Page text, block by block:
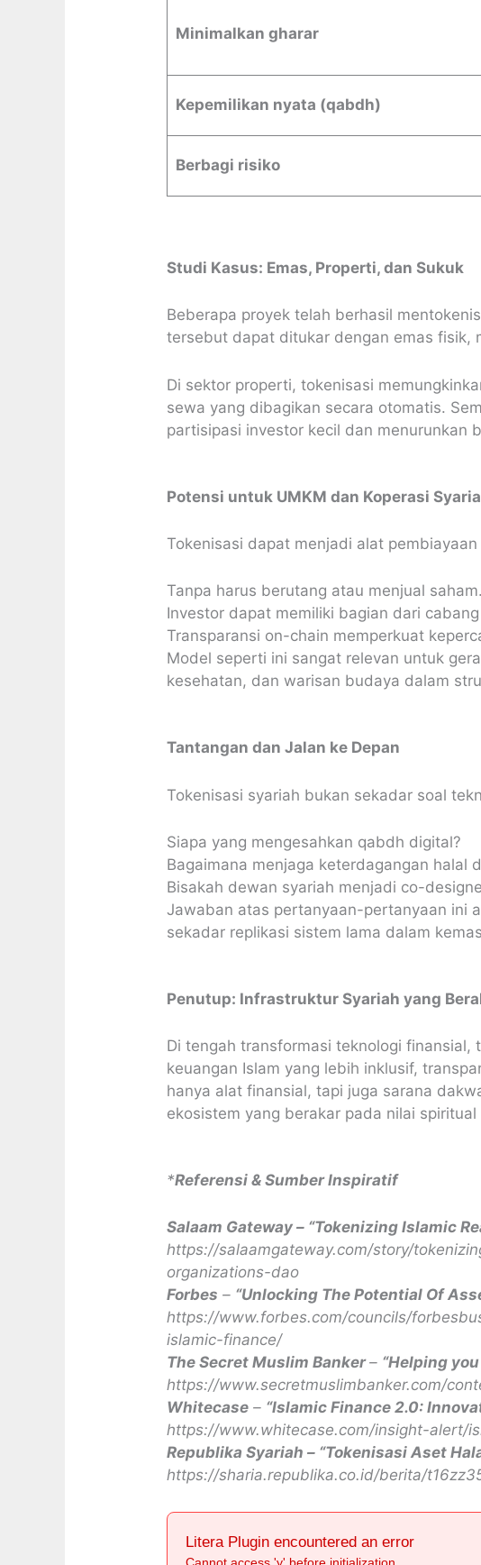
Minimalkan gharar
Kepemilikan nyata (qabdh)
Berbagi risiko
Studi Kasus: Emas, Properti, dan Sukuk
Beberapa proyek telah berhasil
tersebut dapat ditukar dengan emas fisik,
Di sektor properti, tokenisasi
sewa yang dibagikan secara otomatis.
partisipasi investor kecil dan menurunkan
Potensi untuk UMKM dan Koperasi
Tokenisasi dapat menjadi alat
Tanpa harus berutang atau menjual saham.
Investor dapat memiliki bagian dari
Transparansi on-chain memperkuat
Model seperti ini sangat relevan untuk
kesehatan, dan warisan budaya dalam
Tantangan dan Jalan ke Depan
Tokenisasi syariah bukan sekadar soal
Siapa yang mengesahkan qabdh digital?
Bagaimana menjaga keterdagangan halal
Bisakah dewan syariah menjadi co-
Jawaban atas pertanyaan-pertanyaan ini
sekadar replikasi sistem lama dalam
Penutup: Infrastruktur Syariah yang
Di tengah transformasi teknologi
keuangan Islam yang lebih inklusif,
hanya alat finansial, tapi juga sarana
ekosistem yang berakar pada nilai spiritual
*Referensi & Sumber Inspiratif
Salaam Gateway – “Tokenizing Islamic
https://salaamgateway.com/story/
organizations-dao
Forbes – “Unlocking The Potential Of
https://www.forbes.com/councils/
islamic-finance/
The Secret Muslim Banker– “Helping
https://www.secretmuslimbanker.com/
Whitecase – “Islamic Finance 2.0:
https://www.whitecase.com/insight-alert/
Republika Syariah – “Tokenisasi Aset
https://sharia.republika.co.id/berita/
Litera Plugin encountered an error
Cannot access 'y' before initialization